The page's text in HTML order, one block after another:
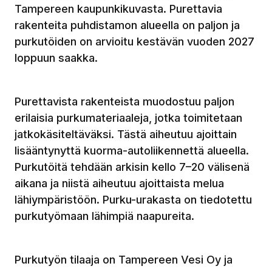
Tampereen kaupunkikuvasta. Purettavia
rakenteita puhdistamon alueella on paljon ja
purkutöiden on arvioitu kestävän vuoden 2027
loppuun saakka.
Purettavista rakenteista muodostuu paljon
erilaisia purkumateriaaleja, jotka toimitetaan
jatkokäsiteltäväksi. Tästä aiheutuu ajoittain
lisääntynyttä kuorma-autoliikennettä alueella.
Purkutöitä tehdään arkisin kello 7–20 välisenä
aikana ja niistä aiheutuu ajoittaista melua
lähiympäristöön. Purku-urakasta on tiedotettu
purkutyömaan lähimpiä naapureita.
Purkutyön tilaaja on Tampereen Vesi Oy ja